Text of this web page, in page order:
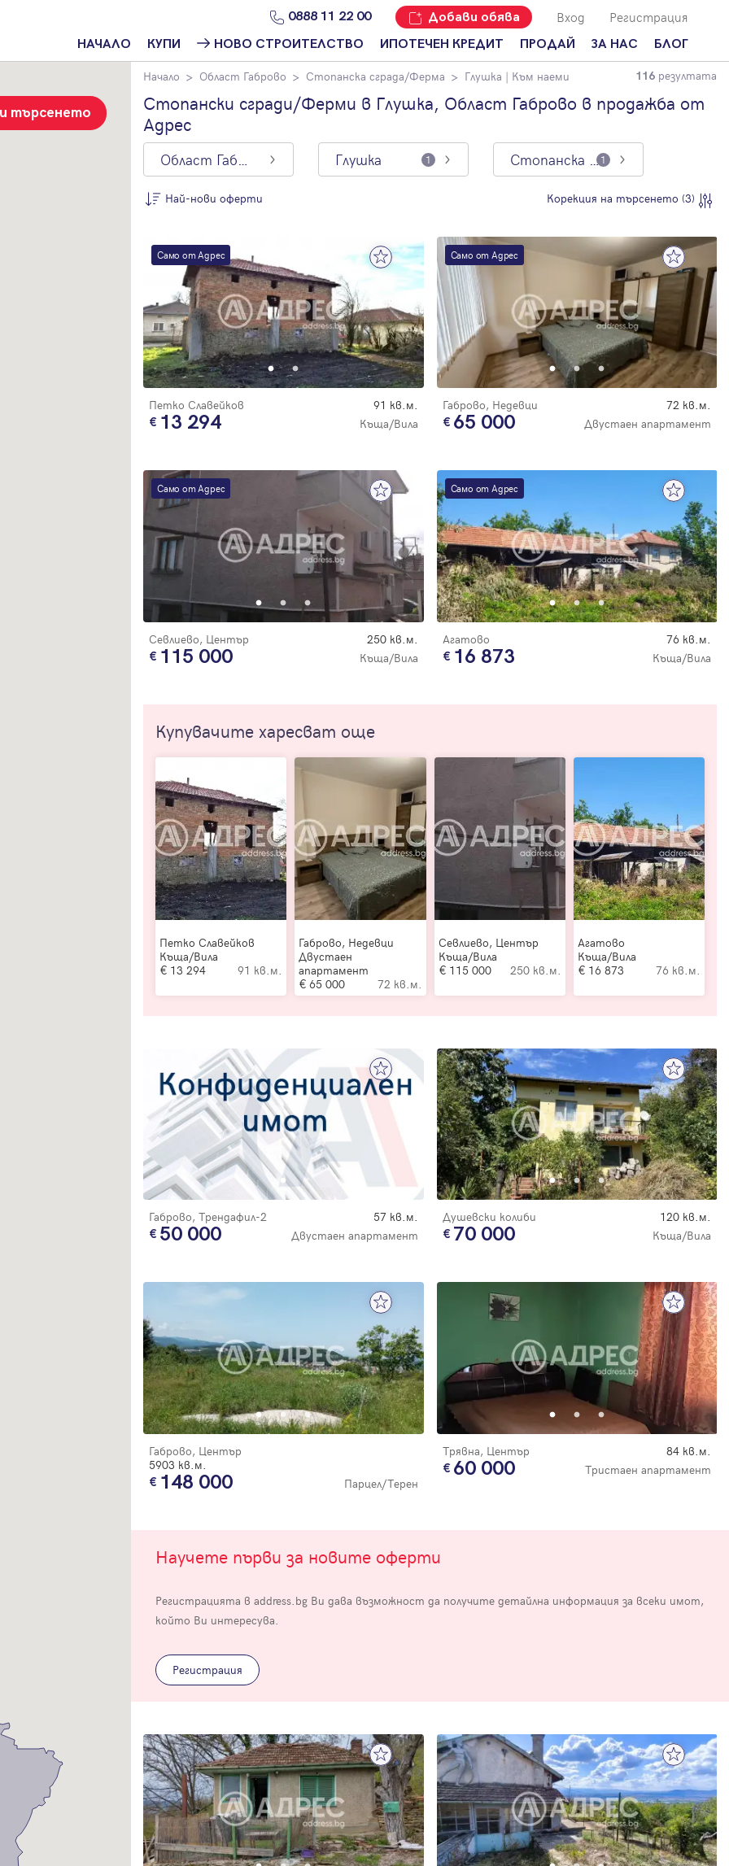
0888 11 22 00 Добави обява Вход Регистрация
НАЧАЛО КУПИ
Намери
Защо да купя
имот с
Адрес?
НОВО СТРОИТЕЛСТВО
Ново
строителство
София
строителство
Варна
Ново
Ново
строителство
Бургас
Проекти ново
строителство
ИПОТЕЧЕН КРЕДИТ ПРОДАЙ
Добави
имот с
Адрес?
ЗА НАС
Наши офиси
Кариери
Кои сме ние?
Мениджмънт
Address Run
Франчайз
Често
задавани
въпроси
БЛОГ
За продавачи
За купувачи
Ипотечно
наемодатели
наематели
Анализ на
пазара
Новини
Начало Област Габрово Стопанска сграда/Ферма Глушка | Към наеми 116 резултата
Стопански сгради/Ферми в Глушка, Област Габрово в продажба от
Адрес
търсенето
Област Габрово Глушка 1 Стопанска сграда/Ферма1
Най-нови оферти
Най-нови
оферти
Цена на кв.м.
С намалена
цена
Корекция на търсенето (3)
Само от Адрес
Петко Славейков 91 кв.м.
13 294 Къща/Вила
Само от Адрес
Габрово, Недевци 72 кв.м.
65 000 Двустаен апартамент
Само от Адрес
Севлиево, Център 250 кв.м.
115 000 Къща/Вила
Само от Адрес
Агатово 76 кв.м.
16 873 Къща/Вила
Купувачите харесват още
Петко Славейков
Къща/Вила
13 294
91 кв.м.
Габрово, Недевци
Двустаен
апартамент
65 000
72 кв.м.
Севлиево, Център
Къща/Вила
115 000
250 кв.м.
Агатово
Къща/Вила
16 873
76 кв.м.
Габрово, Трендафил-2 57 кв.м.
50 000 Двустаен апартамент
Душевски колиби 120 кв.м.
70 000 Къща/Вила
Габрово, Център
5903 кв.м.
148 000 Парцел/Терен
Трявна, Център 84 кв.м.
60 000 Тристаен апартамент
Научете първи за новите оферти
Регистрацията в address.bg Ви дава възможност да получите детайлна информация за всеки имот,
който Ви интересува.
Регистрация
Благодарим ви! Проверете имейл адрес си, за да активирате
регистрацията.
Успех!
Благодарим ви! Очаквайте скоро да се свържем с вас!
Продължи с Google
или влезте с имейл
Имейл Парола